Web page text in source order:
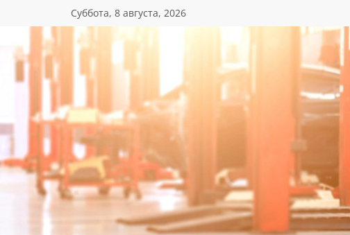
содержимому
Суббота, 8 августа, 2026